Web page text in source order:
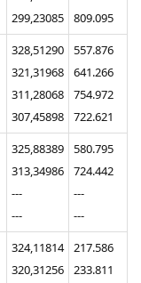
299,23085
809.095
328,51290
321,31968
311,28068
307,45898
557.876
641.266
754.972
722.621
325,88389
313,34986
---
---
580.795
724.442
---
---
324,11814
320,31256
217.586
233.811